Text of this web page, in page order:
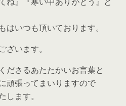
いつも頂いております。
います。
ださるあたたかいお言葉と
頑張ってまいりますので
します。